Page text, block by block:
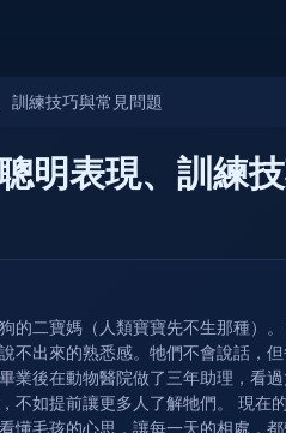
訓練技巧與常見問題
明表現、訓練
的二寶媽（人類寶寶先不生那種）
不出來的熟悉感。牠們不會說話，
業後在動物醫院做了三年助理，
不如提前讓更多人了解牠們。 現
懂毛孩的心思，讓每一天的相處，都